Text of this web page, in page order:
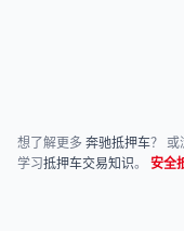
想了解更多 奔驰抵押车？ 或
学习抵押车交易知识。 安全